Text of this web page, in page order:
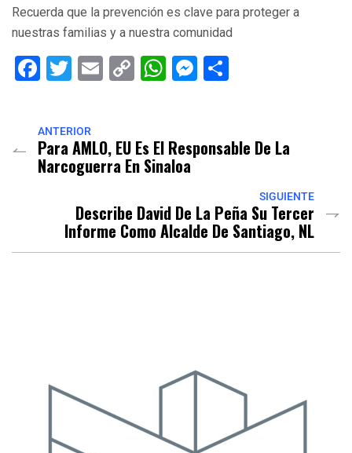
Recuerda que la prevención es clave para proteger a
nuestras familias y a nuestra comunidad
Facebook
Twitter
EmailCopyWhatsApp
Messenger
ANTERIOR
Para AMLO, EU Es El Responsable De La
Narcoguerra En Sinaloa
SIGUIENTE
Describe David De La Peña Su Tercer
Informe Como Alcalde De Santiago, NL